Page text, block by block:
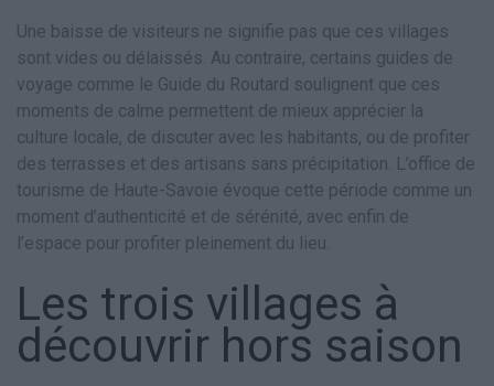
Une baisse de visiteurs ne signifie pas que ces villages
sont vides ou délaissés. Au contraire, certains guides de
voyage comme le Guide du Routard soulignent que ces
moments de calme permettent de mieux apprécier la
culture locale, de discuter avec les habitants, ou de profiter
des terrasses et des artisans sans précipitation. L’office de
tourisme de Haute-Savoie évoque cette période comme un
moment d’authenticité et de sérénité, avec enfin de
l’espace pour profiter pleinement du lieu.
Les trois villages à
découvrir hors saison